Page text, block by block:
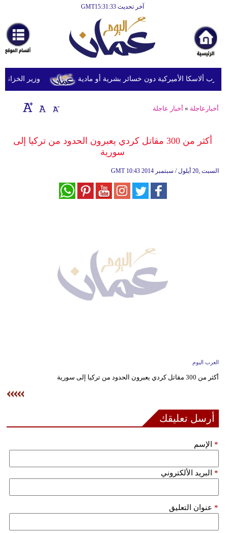
آخر تحديث GMT15:31:33
أخبارعاجلة
رياضة
ثقافة
إقتصاد
وموسيقى
مدوَّنات
أبراج
سيارات
وزير الخزانة
أخبارعاجلة » أخبار عاجلة
أكثر من 300 مقاتل كردي يعبرون الحدود من تركيا إلى
سورية
GMT 10:43 2014 السبت ,20 أيلول / سبتمبر
العرب اليوم
أكثر من 300 مقاتل كردي يعبرون الحدود من تركيا إلى سورية
أرسل تعليقك
الإسم *
البريد الألكتروني *
عنوان التعليق *